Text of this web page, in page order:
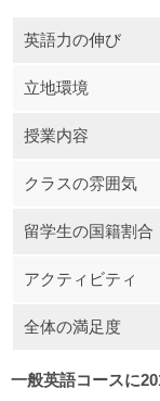
英語力の伸び
立地環境
授業内容
クラスの雰囲気
留学生の国籍割合
アクティビティ
全体の満足度
一般英語コースに